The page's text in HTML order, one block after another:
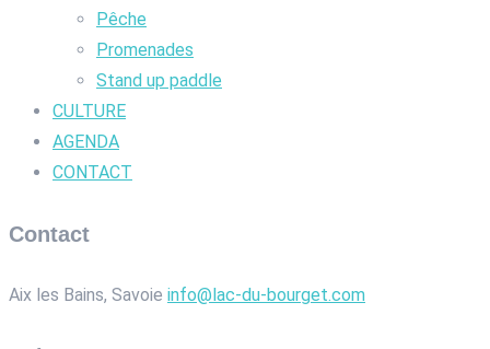
Pêche
Promenades
Stand up paddle
CULTURE
AGENDA
CONTACT
Contact
Aix les Bains, Savoie info@lac-du-bourget.com